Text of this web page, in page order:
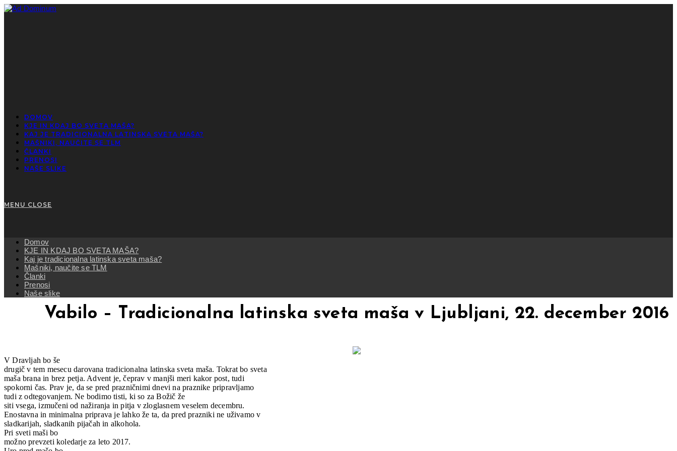
Skip
DOMOV
KJE IN KDAJ BO SVETA MAŠA?
KAJ JE TRADICIONALNA LATINSKA SVETA MAŠA?
MAŠNIKI, NAUČITE SE TLM
ČLANKI
PRENOSI
NAŠE SLIKE
MENU CLOSE
Domov
KJE IN KDAJ BO SVETA MAŠA?
Kaj je tradicionalna latinska sveta maša?
Mašniki, naučite se TLM
Članki
Prenosi
Naše slike
Vabilo – Tradicionalna latinska sveta maša v Ljubljani, 22. december 2016
V Dravljah bo še
drugič v tem mesecu darovana tradicionalna latinska sveta maša. Tokrat bo sveta
maša brana in brez petja. Advent je, čeprav v manjši meri kakor post, tudi
spokorni čas. Prav je, da se pred prazničnimi dnevi na praznike pripravljamo
tudi z odtegovanjem. Ne bodimo tisti, ki so za Božič že
siti vsega, izmučeni od nažiranja in pitja v zloglasnem veselem decembru.
Enostavna in minimalna priprava je lahko že ta, da pred prazniki ne uživamo v
sladkarijah, sladkanih pijačah in alkohola.
Pri sveti maši bo
možno prevzeti koledarje za leto 2017.